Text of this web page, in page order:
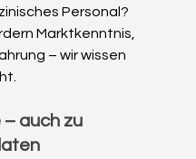
Personal?
Marktkenntnis,
– wir wissen
auch zu